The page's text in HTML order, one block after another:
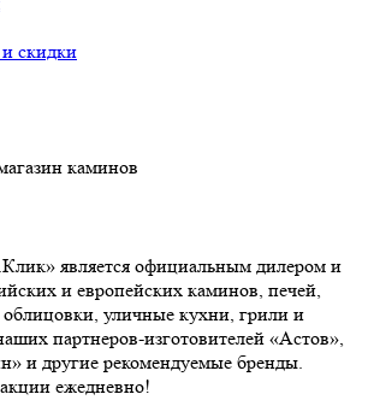
скидки
является официальным дилером и
и европейских каминов, печей,
уличные кухни, грили и
партнеров-изготовителей «Астов»,
и другие рекомендуемые бренды.
ежедневно!